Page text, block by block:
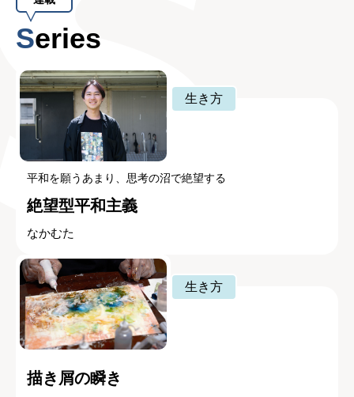
Series
生き方
平和を願うあまり、思考の沼で絶望する
絶望型平和主義
なかむた
生き方
描き屑の瞬き